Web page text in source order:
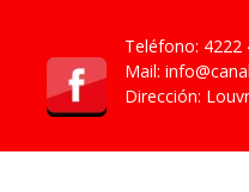
Teléfono: 4222
Mail:
Dirección: